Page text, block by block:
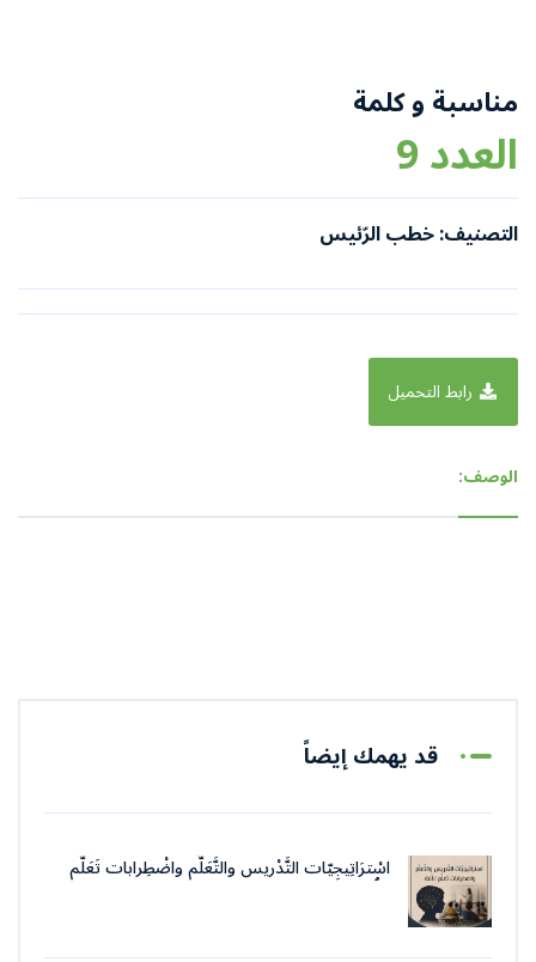
مناسبة و كلمة
العدد 9
التصنيف: خطب الرّئيس
رابط التحميل
الوصف:
قد يهمك إيضاً
اسْترَاتِيجِيّات التَّدْريس والتَّعَلُّم واضْطِرابات تَعَلُّم